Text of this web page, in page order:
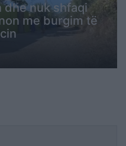
dhe nuk shfaqi
me burgim të